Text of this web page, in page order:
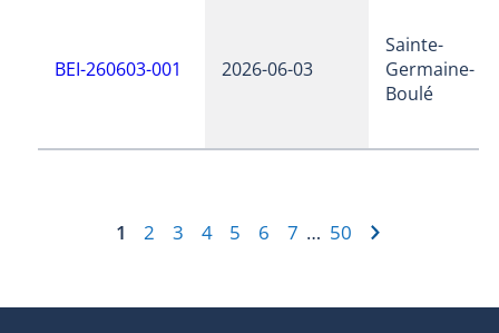
BEI-260603-001 2026-06-03
Sainte-
Germaine-
Boulé
1 2 3 4 5 6 7 … 50